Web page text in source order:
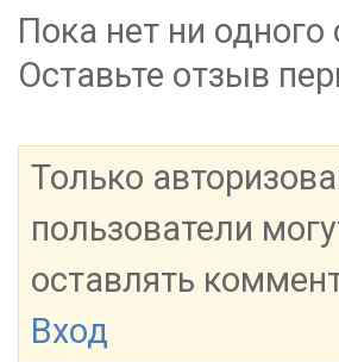
Пока нет ни одного
Оставьте отзыв
Только
пользователи
оставлять
Вход